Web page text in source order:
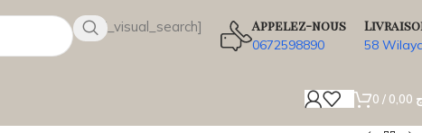
[wsbi_visual_search] Appelez-nous
0672598890 58
0 /